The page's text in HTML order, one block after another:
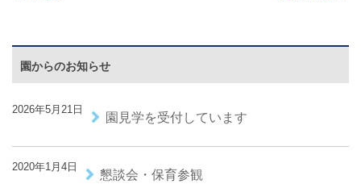
園からのお知らせ
園見学を受付しています
2026年5月21日
懇談会・保育参観
2020年1月4日